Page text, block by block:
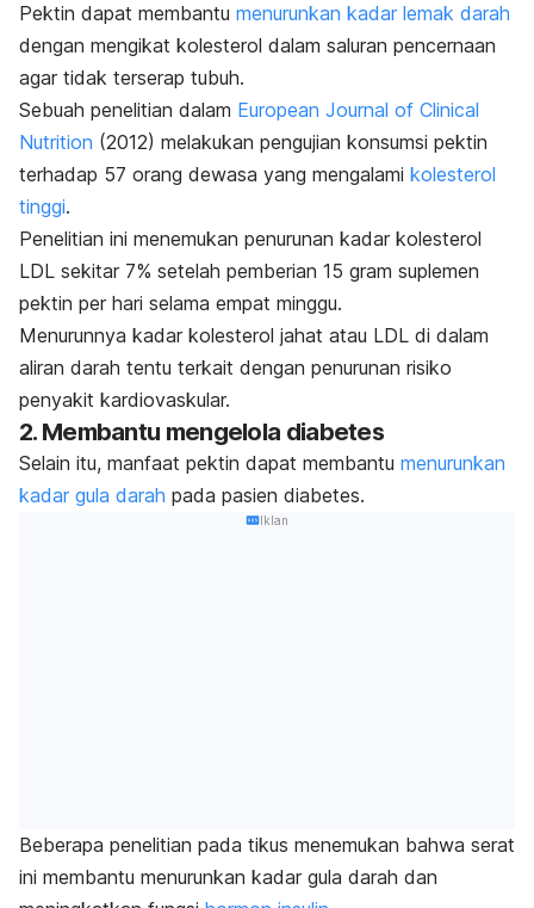
Pektin dapat membantu menurunkan kadar lemak darah
dengan mengikat kolesterol dalam saluran pencernaan
agar tidak terserap tubuh.
Sebuah penelitian dalam European Journal of Clinical
Nutrition (2012) melakukan pengujian konsumsi pektin
terhadap 57 orang dewasa yang mengalami kolesterol
tinggi.
Penelitian ini menemukan penurunan kadar kolesterol
LDL sekitar 7% setelah pemberian 15 gram suplemen
pektin per hari selama empat minggu.
Menurunnya kadar kolesterol jahat atau LDL di dalam
aliran darah tentu terkait dengan penurunan risiko
penyakit kardiovaskular.
2. Membantu mengelola diabetes
Selain itu, manfaat pektin dapat membantu menurunkan
kadar gula darah pada pasien diabetes.
Iklan
Beberapa penelitian pada tikus menemukan bahwa serat
ini membantu menurunkan kadar gula darah dan